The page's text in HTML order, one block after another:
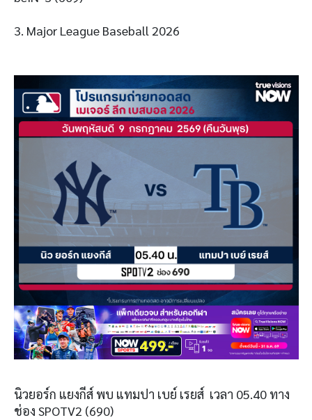
3. Major League Baseball 2026
นิวยอร์ก แยงกีส์ พบ แทมปา เบย์ เรยส์ เวลา 05.40 ทาง
ช่อง SPOTV2 (690)